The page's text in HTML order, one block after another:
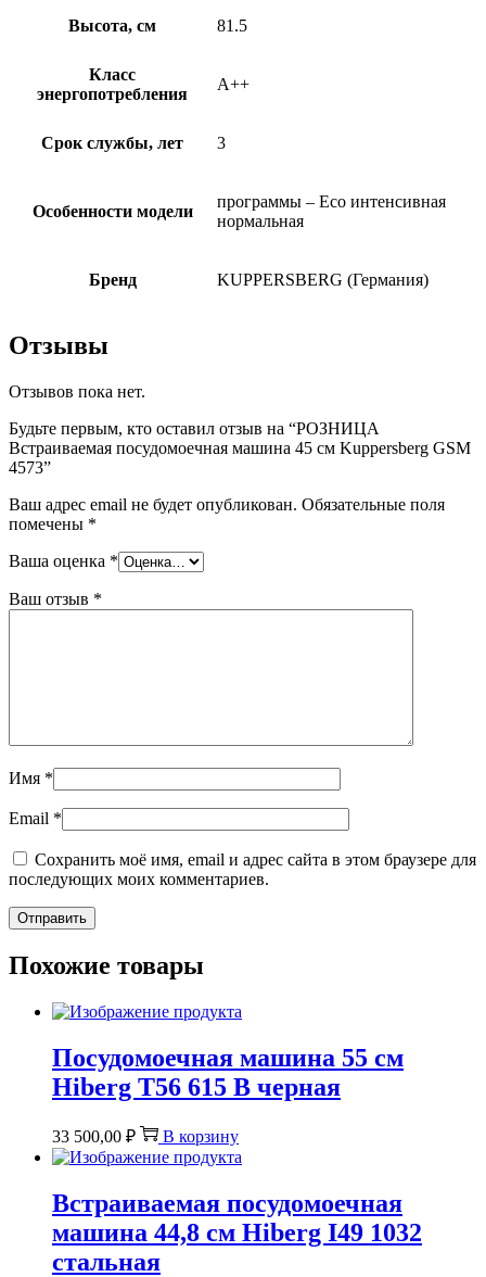
Высота, см 81.5
Класс
энергопотребления
A++
Срок службы, лет 3
Особенности модели
программы – Eco интенсивная
нормальная
Бренд KUPPERSBERG (Германия)
Отзывы
Отзывов пока нет.
Будьте первым, кто оставил отзыв на “РОЗНИЦА
Встраиваемая посудомоечная машина 45 см Kuppersberg GSM
4573”
Ваш адрес email не будет опубликован. Обязательные поля
помечены *
Ваша оценка *
Ваш отзыв *
Имя *
Email *
Сохранить моё имя, email и адрес сайта в этом браузере для
последующих моих комментариев.
Похожие товары
Посудомоечная машина 55 см
Hiberg T56 615 B черная
33 500,00 ₽ В корзину
Встраиваемая посудомоечная
машина 44,8 см Hiberg I49 1032
стальная